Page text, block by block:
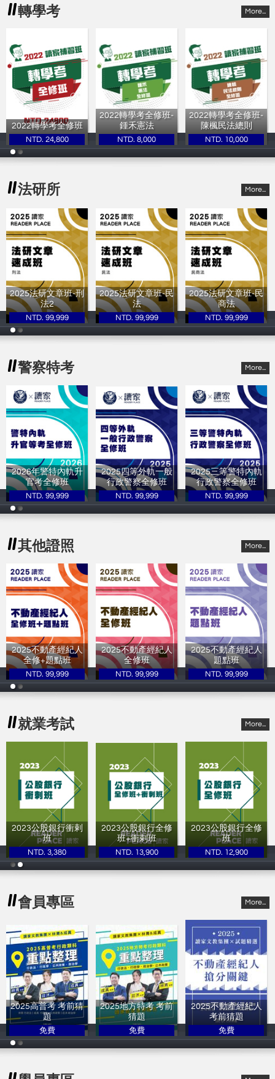
轉學考 More...
2022轉學考全修班
讀家補習班
NTD. 24,800
2022轉學考全修班-
鍾禾憲法
讀家補習班
NTD. 8,000
2022轉學考全修班-
陳楓民法總則
讀家補習班
NTD. 10,000
法研所 More...
2025法研文章班-刑
法2
讀家補習班
NTD. 99,999
2025法研文章班-民
法
讀家補習班
NTD. 99,999
2025法研文章班-民
商法
讀家補習班
NTD. 99,999
警察特考 More...
2026年警特內軌升
官考全修班
讀家補習班
NTD. 99,999
2025四等外軌一般
行政警察全修班
讀家補習班
NTD. 99,999
2025三等警特內軌
行政警察全修班
讀家補習班
NTD. 99,999
其他證照 More...
2025不動產經紀人
全修+題點班
讀家補習班
NTD. 99,999
2025不動產經紀人
全修班
讀家補習班
NTD. 99,999
2025不動產經紀人
題點班
讀家補習班
NTD. 99,999
就業考試 More...
2023公股銀行衝剌
班
讀家補習班
NTD. 3,380
2023公股銀行全修
班+衝剌班
讀家補習班
NTD. 13,900
2023公股銀行全修
班
讀家補習班
NTD. 12,900
會員專區 More...
2025高普考 考前猜
題
讀家補習班
免費
2025地方特考 考前
猜題
讀家補習班
免費
2025不動產經紀人
考前猜題
讀家補習班
免費